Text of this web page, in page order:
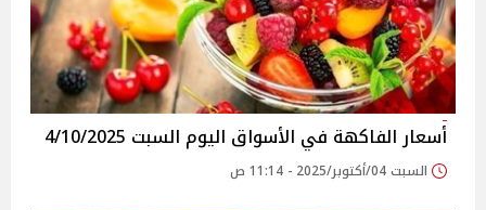
أسعار الفاكهة في الأسواق‎‎ اليوم السبت 4/10/2025
السبت 04/أكتوبر/2025 - 11:14 ص